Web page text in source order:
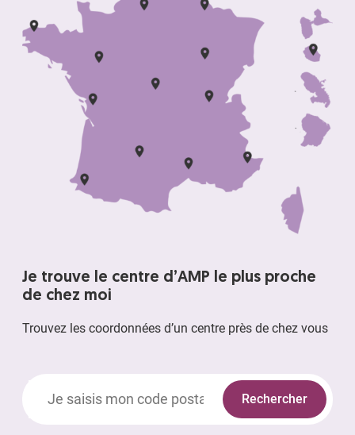
Je trouve le centre d’AMP le plus proche
de chez moi
Trouvez les coordonnées d’un centre près de chez vous
Rechercher